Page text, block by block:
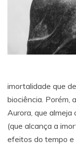
imortalidade que
biociência. Porém,
Aurora, que
(que alcança a
efeitos do tempo e